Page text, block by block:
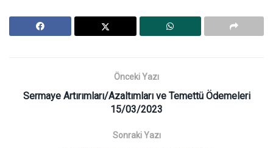
Önceki Yazı
Sermaye Artırımları/Azaltımları ve Temettü Ödemeleri
15/03/2023
Sonraki Yazı